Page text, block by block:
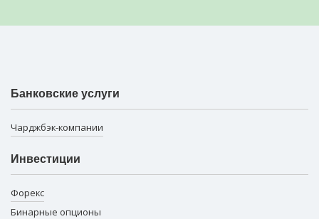
Банковские услуги
Чарджбэк-компании
Инвестиции
Форекс
Бинарные опционы